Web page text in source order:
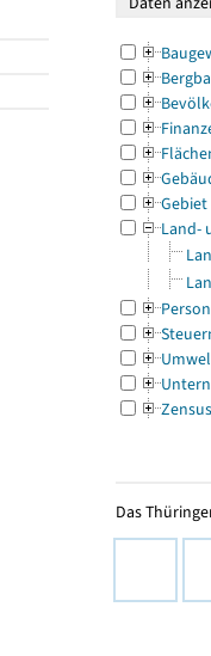
Gebiet
Land-
Zensus
Das